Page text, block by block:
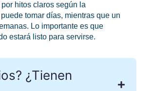
hitos claros según la
puede tomar días, mientras que un
Lo importante es que
estará listo para servirse.
¿Tienen